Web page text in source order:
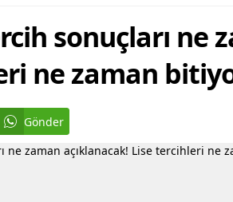
sonuçları ne
ne zaman
Gönder